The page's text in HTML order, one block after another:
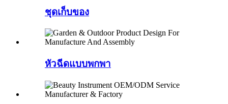
ชุดเก็บของ
หัวฉีดแบบพกพา